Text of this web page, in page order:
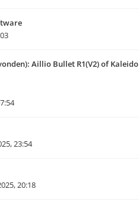
Aillio Bullet R1(V2) of Kaleido
23:54
20:18